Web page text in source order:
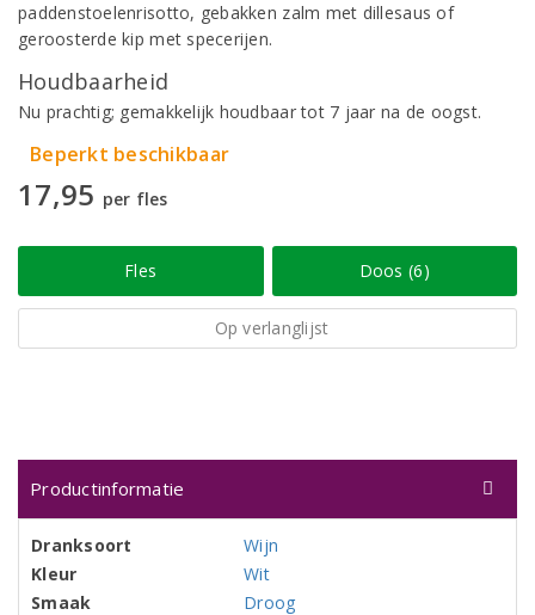
paddenstoelenrisotto, gebakken zalm met dillesaus of
geroosterde kip met specerijen.
Houdbaarheid
Nu prachtig; gemakkelijk houdbaar tot 7 jaar na de oogst.
Beperkt beschikbaar
17,95 per fles
Fles Doos (6)
Op verlanglijst
Productinformatie
Dranksoort
Wijn
Kleur
Wit
Smaak
Droog